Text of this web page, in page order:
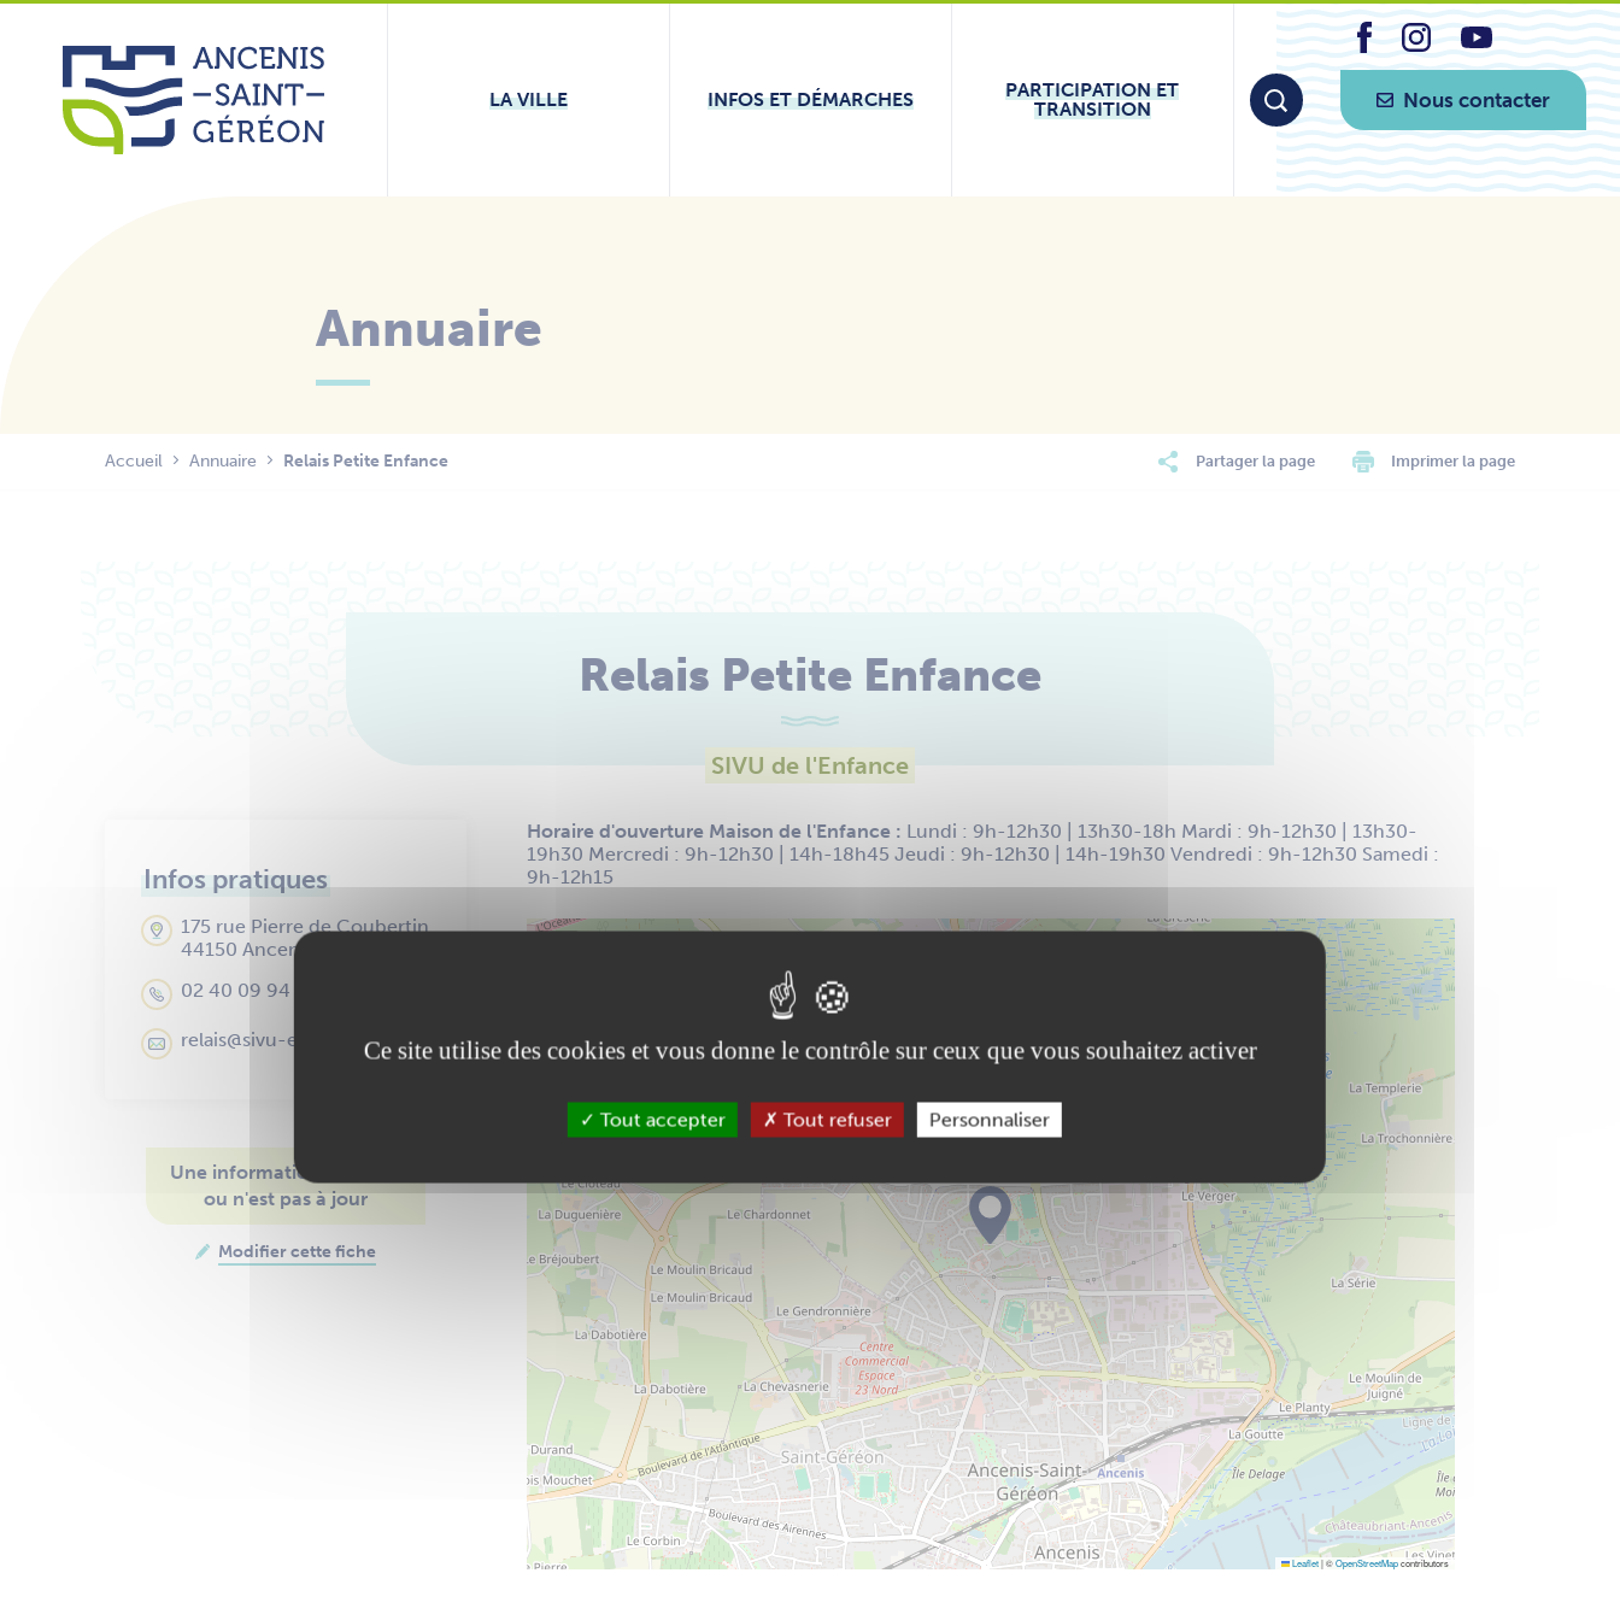
Aller
contenu
LA VILLE
INFOS ET DÉMARCHES
PARTICIPATION ET
TRANSITION
Nous contacter
Annuaire
Accueil Annuaire Relais Petite Enfance Partager la page Imprimer la page
Relais Petite Enfance
SIVU de l'Enfance
Infos pratiques
175 rue Pierre de Coubertin
44150 Ancenis-Saint-Géréon
02 40 09 94 53
relais@sivu-enfance.fr
Une information manque
ou n'est pas à jour
Modifier cette fiche
Horaire d'ouverture Maison de l'Enfance : Lundi : 9h-12h30 | 13h30-18h Mardi : 9h-12h30 | 13h30-
19h30 Mercredi : 9h-12h30 | 14h-18h45 Jeudi : 9h-12h30 | 14h-19h30 Vendredi : 9h-12h30 Samedi :
9h-12h15
Leaflet|©OpenStreetMapcontributors
Panneau de gestion des cookies
Ce site utilise des cookies et vous donne le contrôle sur ceux que vous souhaitez activer
Tout accepter Tout refuser Personnaliser